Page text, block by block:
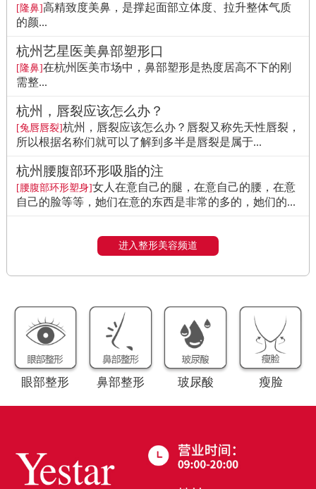
[隆鼻]高精致度美鼻，是撑起面部立体度、拉升整体气质
的颜...
杭州艺星医美鼻部塑形口
[隆鼻]在杭州医美市场中，鼻部塑形是热度居高不下的刚
需整...
杭州，唇裂应该怎么办？
[兔唇唇裂]杭州，唇裂应该怎么办？唇裂又称先天性唇裂，
所以根据名称们就可以了解到多半是唇裂是属于...
杭州腰腹部环形吸脂的注
[腰腹部环形塑身]女人在意自己的腿，在意自己的腰，在意
自己的脸等等，她们在意的东西是非常的多的，她们的...
进入整形美容频道
眼部整形 鼻部整形 玻尿酸 瘦脸